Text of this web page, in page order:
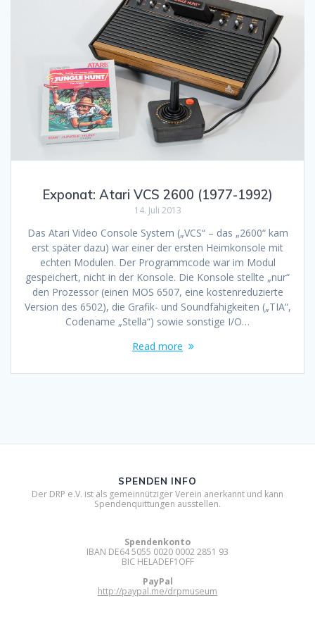
Exponat: Atari VCS 2600 (1977-1992)
14. Juli 2013
Das Atari Video Console System („VCS“ – das „2600“ kam
erst später dazu) war einer der ersten Heimkonsole mit
echten Modulen. Der Programmcode war im Modul
gespeichert, nicht in der Konsole. Die Konsole stellte „nur“
den Prozessor (einen MOS 6507, eine kostenreduzierte
Version des 6502), die Grafik- und Soundfähigkeiten („TIA“,
Codename „Stella“) sowie sonstige I/O…
Read more
SPENDEN INFO
Der DRP e.V. ist als gemeinnütziger Verein anerkannt und kann
Spendenquittungen ausstellen.
Spendenkonto
IBAN DE64 5055 0020 0002 2851 93
BIC HELADEF1OFF
PayPal
http://paypal.me/drpmuseum